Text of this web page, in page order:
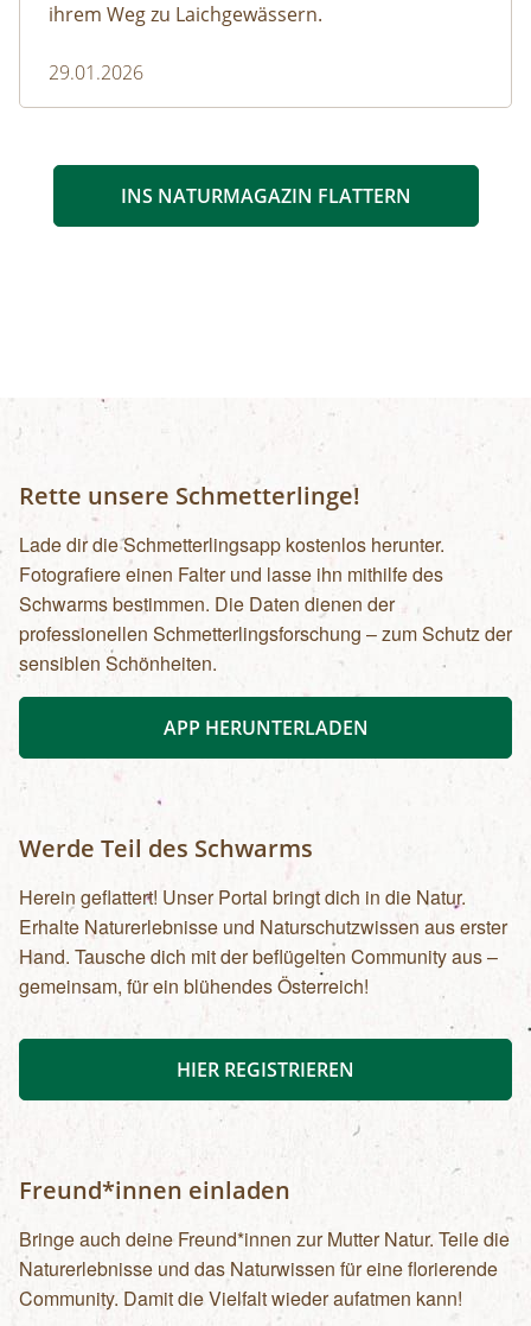
ihrem Weg zu Laichgewässern.
29.01.2026
INS NATURMAGAZIN FLATTERN
Rette unsere Schmetterlinge!
Lade dir die Schmetterlingsapp kostenlos herunter.
Fotografiere einen Falter und lasse ihn mithilfe des
Schwarms bestimmen. Die Daten dienen der
professionellen Schmetterlingsforschung – zum Schutz der
sensiblen Schönheiten.
APP HERUNTERLADEN
Werde Teil des Schwarms
Herein geflattert! Unser Portal bringt dich in die Natur.
Erhalte Naturerlebnisse und Naturschutzwissen aus erster
Hand. Tausche dich mit der beflügelten Community aus –
gemeinsam, für ein blühendes Österreich!
HIER REGISTRIEREN
Freund*innen einladen
Bringe auch deine Freund*innen zur Mutter Natur. Teile die
Naturerlebnisse und das Naturwissen für eine florierende
Community. Damit die Vielfalt wieder aufatmen kann!